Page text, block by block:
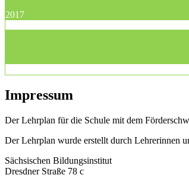
2017
Impressum
Der Lehrplan für die Schule mit dem
Der Lehrplan wurde erstellt durch Lehrerinnen
Sächsischen Bildungsinstitut
Dresdner Straße 78 c